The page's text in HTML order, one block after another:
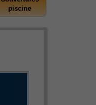
piscine